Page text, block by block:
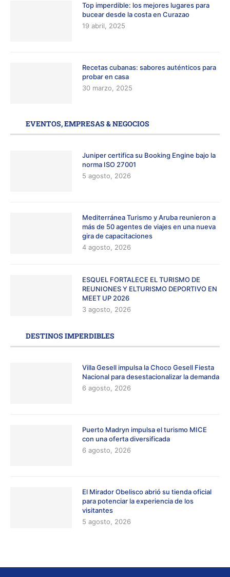
Top imperdible: los mejores lugares para
bucear desde la costa en Curazao
19 abril, 2025
Recetas cubanas: sabores auténticos para
probar en casa
30 marzo, 2025
EVENTOS, EMPRESAS & NEGOCIOS
Juniper certifica su Booking Engine bajo la
norma ISO 27001
5 agosto, 2026
Mediterránea Turismo y Aruba reunieron a
más de 50 agentes de viajes en una nueva
gira de capacitaciones
4 agosto, 2026
ESQUEL FORTALECE EL TURISMO DE
REUNIONES Y ELTURISMO DEPORTIVO EN
MEET UP 2026
3 agosto, 2026
DESTINOS IMPERDIBLES
Villa Gesell impulsa la Choco Gesell Fiesta
Nacional para desestacionalizar la demanda
6 agosto, 2026
Puerto Madryn impulsa el turismo MICE
con una oferta diversificada
6 agosto, 2026
El Mirador Obelisco abrió su tienda oficial
para potenciar la experiencia de los
visitantes
5 agosto, 2026